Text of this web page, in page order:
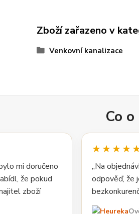
Zboží zařazeno v
Venkovní kanalizace
Co
mi doručeno
že pokud
zboží
„Na
odpověď, že